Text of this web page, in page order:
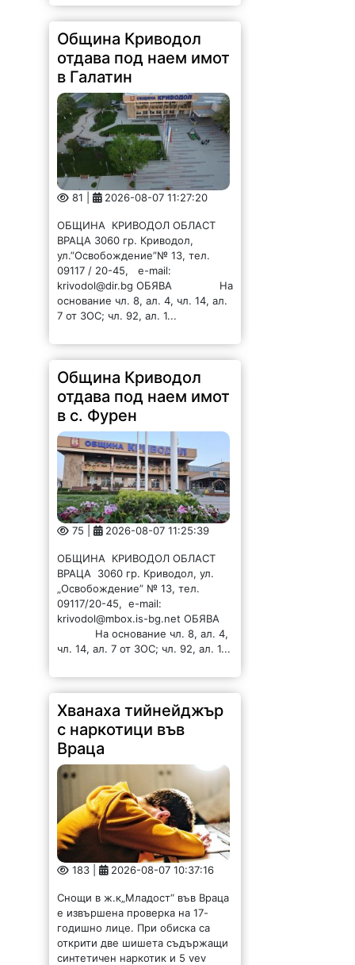
Община Криводол
отдава под наем имот
в Галатин
81 | 2026-08-07 11:27:20
ОБЩИНА КРИВОДОЛ ОБЛАСТ
ВРАЦА 3060 гр. Криводол,
ул.”Освобождение”№ 13, тел.
09117 / 20-45, e-mail:
krivodol@dir.bg ОБЯВА На
основание чл. 8, ал. 4, чл. 14, ал.
7 от ЗОС; чл. 92, ал. 1...
Община Криводол
отдава под наем имот
в с. Фурен
75 | 2026-08-07 11:25:39
ОБЩИНА КРИВОДОЛ ОБЛАСТ
ВРАЦА 3060 гр. Криводол, ул.
„Освобождение” № 13, тел.
09117/20-45, e-mail:
krivodol@mbox.is-bg.net ОБЯВА
На основание чл. 8, ал. 4,
чл. 14, ал. 7 от ЗОС; чл. 92, ал. 1...
Хванаха тийнейджър
с наркотици във
Враца
183 | 2026-08-07 10:37:16
Снощи в ж.к„Младост“ във Враца
е извършена проверка на 17-
годишно лице. При обиска са
открити две шишета съдържащи
синтетичен наркотик и 5 vev